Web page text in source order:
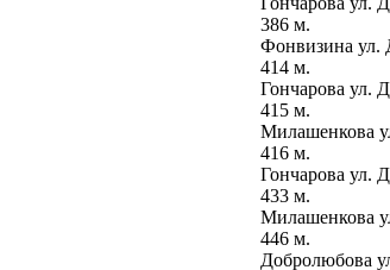
386 м.
Фонвизина ул.
414 м.
Гончарова ул.
415 м.
Милашенкова
416 м.
Гончарова ул.
433 м.
Милашенкова
446 м.
Добролюбова